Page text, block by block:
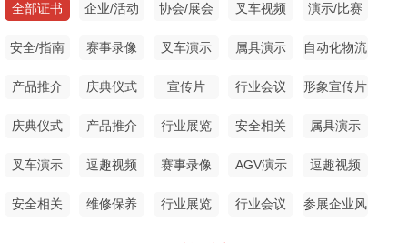
全部证书 企业/活动 协会/展会 叉车视频 演示/比赛
安全/指南 赛事录像 叉车演示 属具演示 自动化物流
产品推介 庆典仪式 宣传片 行业会议 形象宣传片
庆典仪式 产品推介 行业展览 安全相关 属具演示
叉车演示 逗趣视频 赛事录像 AGV演示 逗趣视频
安全相关 维修保养 行业展览 行业会议
参展企业风